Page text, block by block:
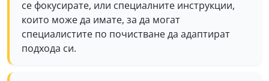
се фокусирате, или специалните инструкции,
които може да имате, за да могат
специалистите по почистване да адаптират
подхода си.